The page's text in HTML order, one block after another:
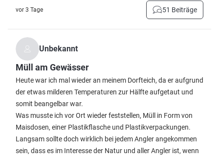
vor 3 Tage 51 Beiträge
Unbekannt
Müll am Gewässer
Heute war ich mal wieder an meinem Dorfteich, da er aufgrund
der etwas milderen Temperaturen zur Hälfte aufgetaut und
somit beangelbar war.
Was musste ich vor Ort wieder feststellen, Müll in Form von
Maisdosen, einer Plastikflasche und Plastikverpackungen.
Langsam sollte doch wirklich bei jedem Angler angekommen
sein, dass es im Interesse der Natur und aller Angler ist, wenn